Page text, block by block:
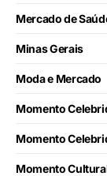
Mercado de
Minas Gerais
Moda e Mercado
Momento
Momento
Momento